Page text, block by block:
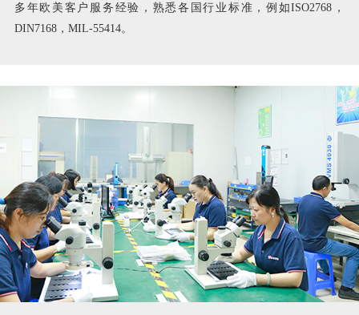
多年欧美客户服务经验，熟悉各国行业标准，例如ISO2768，
DIN7168，MIL-55414。